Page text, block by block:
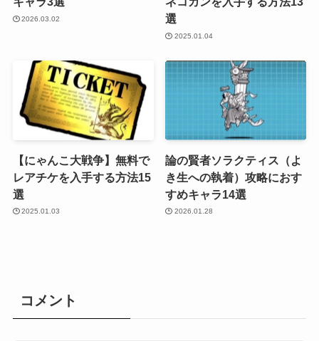
2026.03.02
選
2025.01.04
【にゃんこ大戦争】無料で
レアチケを入手する方法15
選
2025.01.03
論の賢者ソラクティス（よ
き生への執着）攻略におす
すめキャラ14選
2026.01.28
コメント